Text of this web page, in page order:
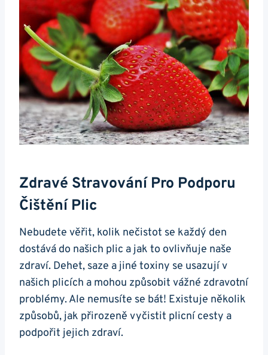
Zdravé Stravování⁣ Pro Podporu
Čištění Plic
Nebudete věřit, kolik nečistot se ‌každý ⁣den
dostává ‍do našich plic a ⁣jak to ovlivňuje ⁣naše
zdraví. Dehet, saze a jiné toxiny ‍se usazují⁣ v
našich plicích a mohou způsobit vážné zdravotní
​problémy. Ale ​nemusíte ⁣se bát! Existuje⁣ několik⁢
způsobů, ‍jak​ přirozeně vyčistit plicní cesty a
podpořit jejich zdraví.